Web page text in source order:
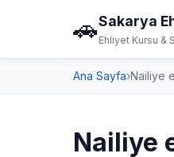
🚗Sakarya
Ehliyet Kursu &
Ana Sayfa›Nailiye
Nailiye